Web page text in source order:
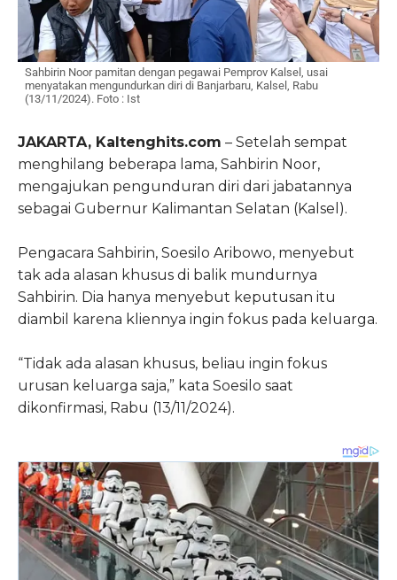
Sahbirin Noor pamitan dengan pegawai Pemprov Kalsel, usai
menyatakan mengundurkan diri di Banjarbaru, Kalsel, Rabu
(13/11/2024). Foto : Ist
JAKARTA, Kaltenghits.com – Setelah sempat
menghilang beberapa lama, Sahbirin Noor,
mengajukan pengunduran diri dari jabatannya
sebagai Gubernur Kalimantan Selatan (Kalsel).
Pengacara Sahbirin, Soesilo Aribowo, menyebut
tak ada alasan khusus di balik mundurnya
Sahbirin. Dia hanya menyebut keputusan itu
diambil karena kliennya ingin fokus pada keluarga.
“Tidak ada alasan khusus, beliau ingin fokus
urusan keluarga saja,” kata Soesilo saat
dikonfirmasi, Rabu (13/11/2024).